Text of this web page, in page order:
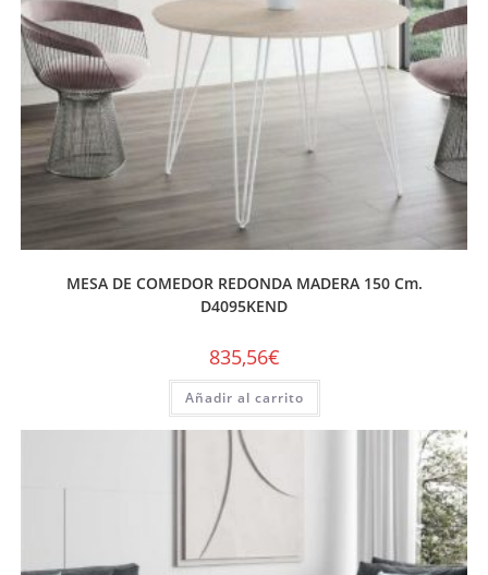
MESA DE COMEDOR REDONDA MADERA 150 Cm.
D4095KEND
835,56€
Añadir al carrito